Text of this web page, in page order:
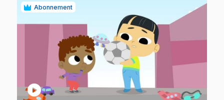
Abonnement
play_circle